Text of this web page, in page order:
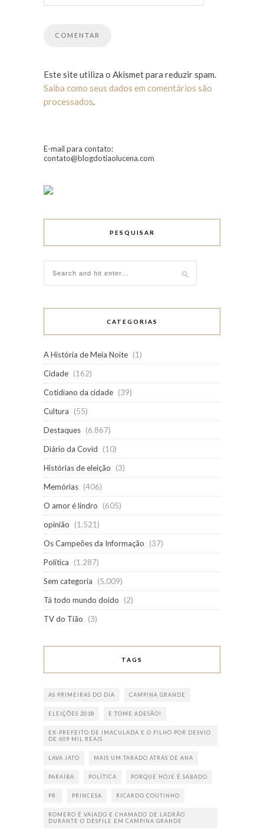
Este site utiliza o Akismet para reduzir spam.
Saiba como seus dados em comentários são
processados.
E-mail para contato:
contato@blogdotiaolucena.com
PESQUISAR
CATEGORIAS
A História de Meia Noite (1)
Cidade (162)
Cotidiano da cidade (39)
Cultura
(55)
Destaques (6.867)
Diário da Covid
(10)
Histórias de eleição
(3)
Memórias (406)
O amor é lindro
(605)
opinião
(1.521)
Os Campeões da Informação
(37)
Política
(1.287)
Sem categoria
(5.009)
Tá todo mundo doido
(2)
TV do Tião
(3)
TAGS
AS PRIMEIRAS DO DIA CAMPINA GRANDE
ELEIÇÕES 2018 E TOME ADESÃO!
EX-PREFEITO DE IMACULADA E O FILHO POR DESVIO
DE 609 MIL REAIS
LAVA JATO MAIS UM TARADO ATRÁS DE ANA
PARAÍBA POLÍTICA PORQUE HOJE É SÁBADO
PR. PRINCESA RICARDO COUTINHO
ROMERO É VAIADO E CHAMADO DE LADRÃO
DURANTE O DESFILE EM CAMPINA GRANDE